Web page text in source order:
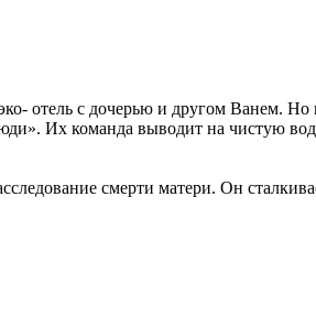
отель с дочерью и другом Ванем.
Их команда выводит на чистую
смерти матери. Он